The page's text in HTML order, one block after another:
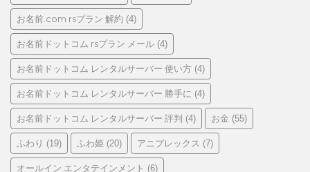
お名前.com rsプラン 解約 (4)
お名前ドットコム rsプラン メール (4)
お名前ドットコム レンタルサーバー 使い方 (4)
お名前ドットコム レンタルサーバー 勝手に (4)
お名前ドットコム レンタルサーバー 評判 (4) お金 (55)
ふわり (19) ふわ姫 (20) アニプレックス (7)
オールイン エンタテインメント (6)